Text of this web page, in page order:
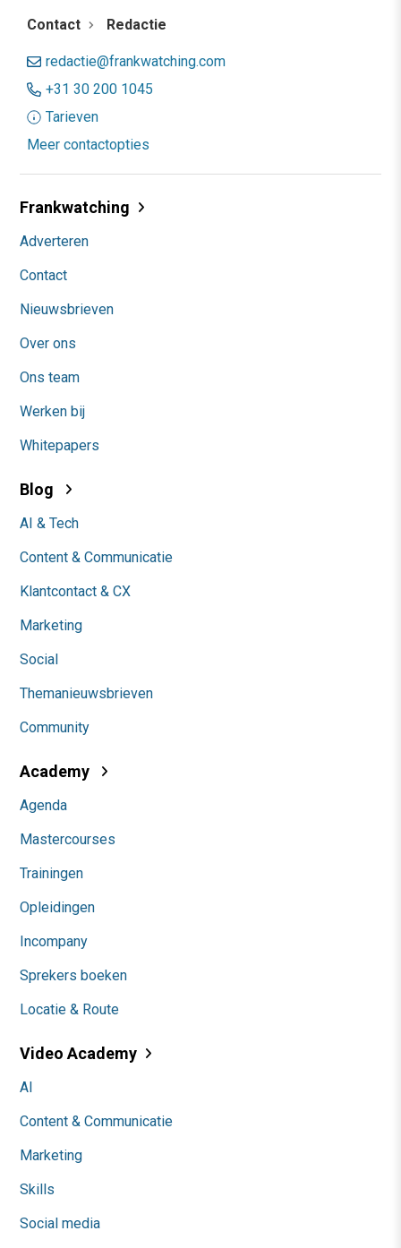
Contact Redactie
redactie@frankwatching.com
+31 30 200 1045
Tarieven
Meer contactopties
Frankwatching
Adverteren
Contact
Nieuwsbrieven
Over ons
Ons team
Werken bij
Whitepapers
Blog
AI & Tech
Content & Communicatie
Klantcontact & CX
Marketing
Social
Themanieuwsbrieven
Community
Academy
Agenda
Mastercourses
Trainingen
Opleidingen
Incompany
Sprekers boeken
Locatie & Route
Video Academy
AI
Content & Communicatie
Marketing
Skills
Social media